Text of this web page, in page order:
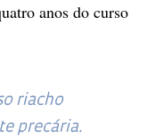
anos do curso
riacho
precária.